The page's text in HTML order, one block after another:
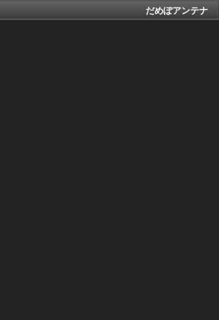
だめぽアンテナ